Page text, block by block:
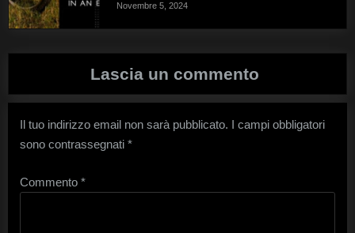
Novembre 5, 2024
Lascia un commento
Il tuo indirizzo email non sarà pubblicato. I campi obbligatori
sono contrassegnati *
Commento *